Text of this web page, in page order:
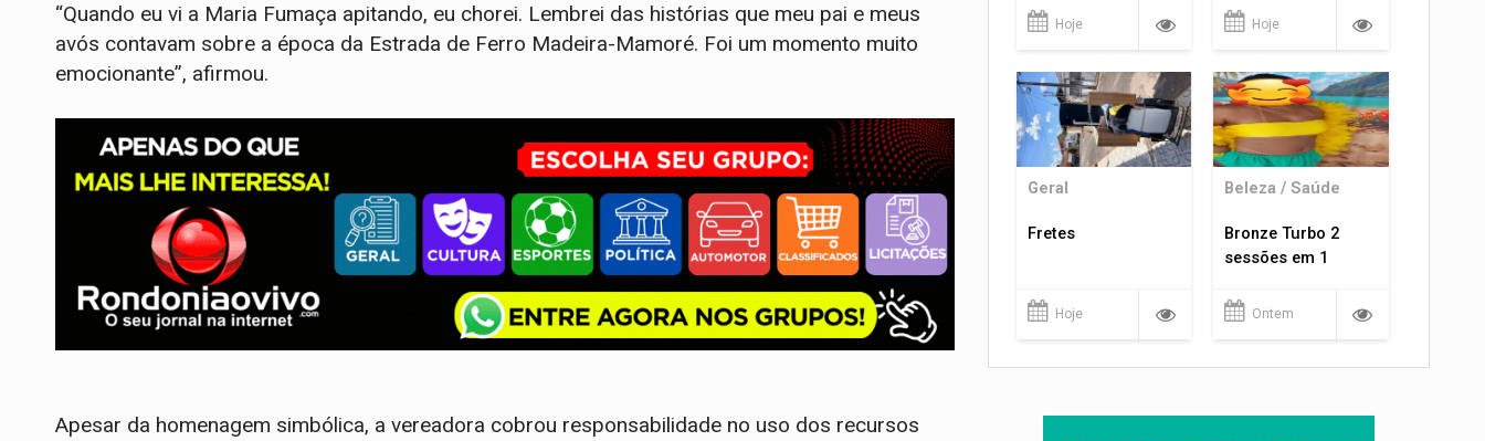
“Quando eu vi a Maria Fumaça apitando, eu chorei. Lembrei das histórias que meu pai e meus
avós contavam sobre a época da Estrada de Ferro Madeira-Mamoré. Foi um momento muito
emocionante”, afirmou.
Apesar da homenagem simbólica, a vereadora cobrou responsabilidade no uso dos recursos
Hoje Hoje
Geral
Fretes
Hoje
Beleza / Saúde
Bronze Turbo 2
sessões em 1
Ontem